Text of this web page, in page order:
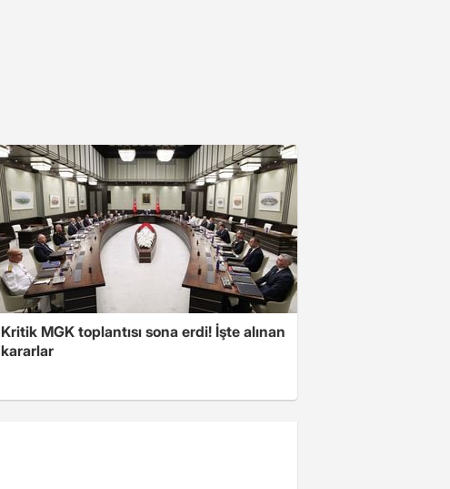
Kritik MGK toplantısı sona erdi! İşte alınan
kararlar